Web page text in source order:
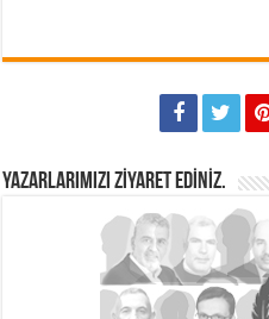
YAZARLARIMIZI ZIYARET EDINIZ.